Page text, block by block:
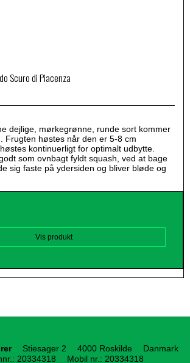
Scuro di Piacenza
dejlige, mørkegrønne, runde sort kommer
Frugten høstes når den er 5-8 cm
kontinuerligt for optimalt udbytte.
som ovnbagt fyldt squash, ved at bage
sig faste på ydersiden og bliver bløde og
Vis produkt
Stiesager 2 4000 Roskilde
Danmark
: 20334318 Mobil nr.: 20334318